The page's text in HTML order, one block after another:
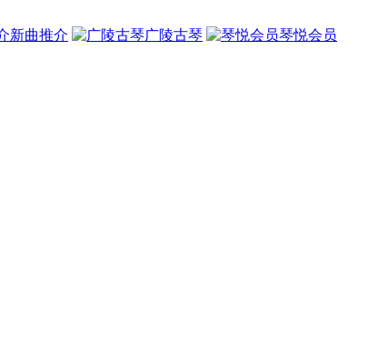
新曲推介 广陵古琴 琴悦会员